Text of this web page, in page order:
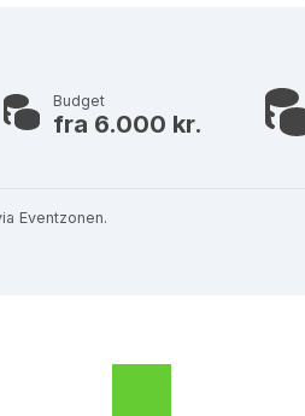
Budget
fra 6.000 kr.
Eventzonen.